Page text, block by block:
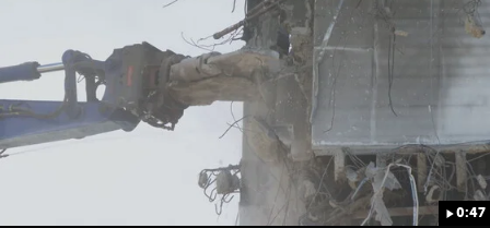
0:47
UKLJUČITE NOTIFIKACIJE